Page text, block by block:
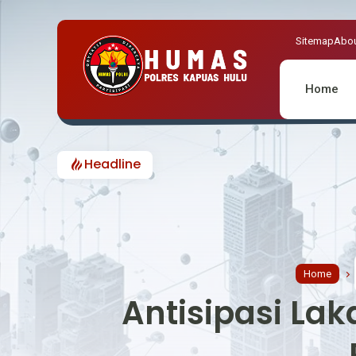
Sitemap
Home
Headline
Home
Antisipasi